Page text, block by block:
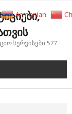
სერვისები 577
Armenian